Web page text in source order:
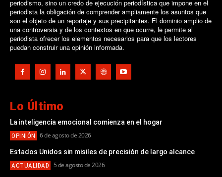
periodismo, sino un credo de ejecución periodística que impone en el
periodista la obligación de comprender ampliamente los asuntos que
son el objeto de un reportaje y sus precipitantes. El dominio amplio de
una controversia y de los contextos en que ocurre, le permite al
periodista ofrecer los elementos necesarios para que los lectores
puedan construir una opinión informada.
Lo Último
La inteligencia emocional comienza en el hogar
OPINIÓN 6 de agosto de 2026
Estados Unidos sin misiles de precisión de largo alcance
ACTUALIDAD 5 de agosto de 2026